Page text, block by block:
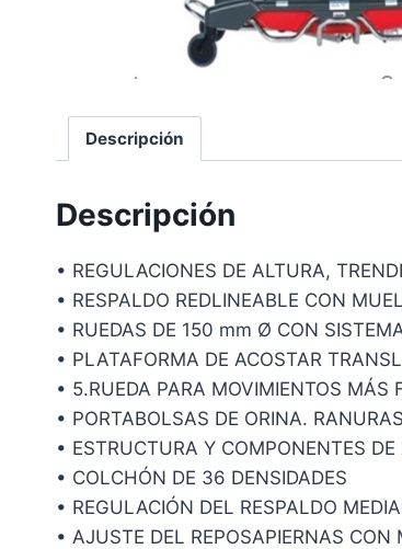
Descripción
Descripción
• REGULACIONES DE ALTURA,
• RESPALDO REDLINEABLE CON
• RUEDAS DE 150 mm Ø CON
• PLATAFORMA DE ACOSTAR
• 5.RUEDA PARA MOVIMIENTOS MÁS
• PORTABOLSAS DE ORINA.
• ESTRUCTURA Y COMPONENTES
• COLCHÓN DE 36 DENSIDADES
• REGULACIÓN DEL RESPALDO
• AJUSTE DEL REPOSAPIERNAS